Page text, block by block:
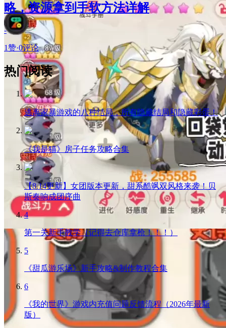
略，资源拿到手软方法详解
-
1赞·0评论
热门阅读
逃离家暴游戏的八种结局，所有隐藏结局和隐藏彩蛋！
《我是猫》房子任务攻略合集
【8.14更新】女团版本更新，甜系酷飒双风格来袭！贝
斯奏响成团序曲
4
第一关新手教学（记得去仓库拿枪！！！）
5
《甜瓜游乐场》新手攻略&制作教程合集
6
《我的世界》游戏内充值问题反馈流程（2026年最新
版）